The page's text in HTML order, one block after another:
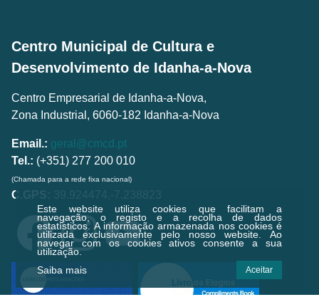
Este website utiliza cookies que facilitam a
navegação, o registo e a recolha de dados
estatísticos.A informação armazenada nos cookies é
utilizada exclusivamente pelo nosso website. Ao
navegar com os cookies ativos consente a sua
utilização.
Saiba mais
Aceitar
Centro Municipal de Cultura e
Desenvolvimento de Idanha-a-Nova
Centro Empresarial de Idanha-a-Nova,
Zona Industrial, 6060-182 Idanha-a-Nova
Email.: geral@cmcd.pt
Tel.: (+351) 277 200 010
(Chamada para a rede fixa nacional)
C.GPS: 39.924474,-7.238823